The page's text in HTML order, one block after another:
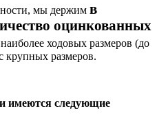
мы держим в
оцинкованных
ходовых размеров (до
крупных размеров.
имеются следующие